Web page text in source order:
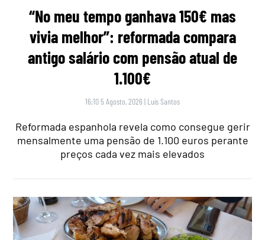
“No meu tempo ganhava 150€ mas
vivia melhor”: reformada compara
antigo salário com pensão atual de
1.100€
16:10 5 Agosto, 2026 | Luís Santos
Reformada espanhola revela como consegue gerir
mensalmente uma pensão de 1.100 euros perante
preços cada vez mais elevados